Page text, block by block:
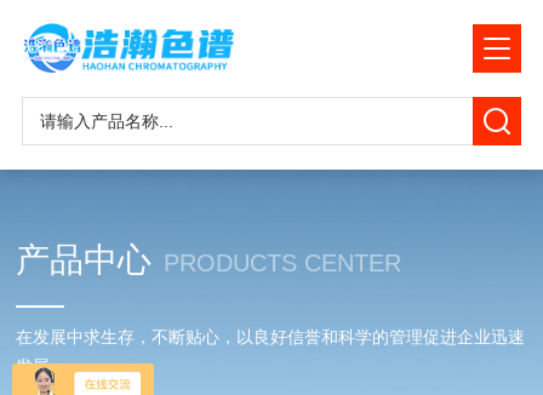
产品中心 PRODUCTS CENTER
在发展中求生存，不断贴心，以良好信誉和科学的管理促进企业迅速
发展